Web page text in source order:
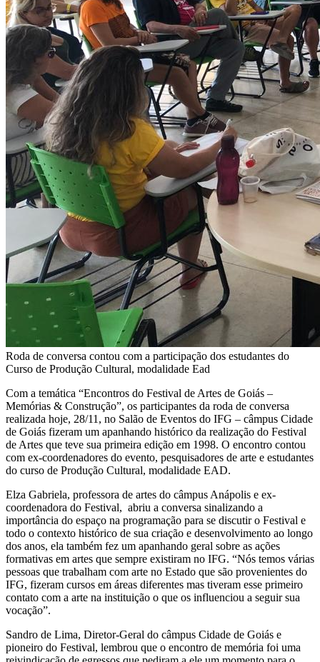
Roda de conversa contou com a participação dos estudantes do
Curso de Produção Cultural, modalidade Ead
Com a temática “Encontros do Festival de Artes de Goiás –
Memórias & Construção”, os participantes da roda de conversa
realizada hoje, 28/11, no Salão de Eventos do IFG – câmpus Cidade
de Goiás fizeram um apanhando histórico da realização do Festival
de Artes que teve sua primeira edição em 1998. O encontro contou
com ex-coordenadores do evento, pesquisadores de arte e estudantes
do curso de Produção Cultural, modalidade EAD.
Elza Gabriela, professora de artes do câmpus Anápolis e ex-
coordenadora do Festival, abriu a conversa sinalizando a
importância do espaço na programação para se discutir o Festival e
todo o contexto histórico de sua criação e desenvolvimento ao longo
dos anos, ela também fez um apanhando geral sobre as ações
formativas em artes que sempre existiram no IFG. “Nós temos várias
pessoas que trabalham com arte no Estado que são provenientes do
IFG, fizeram cursos em áreas diferentes mas tiveram esse primeiro
contato com a arte na instituição o que os influenciou a seguir sua
vocação”.
Sandro de Lima, Diretor-Geral do câmpus Cidade de Goiás e
pioneiro do Festival, lembrou que o encontro de memória foi uma